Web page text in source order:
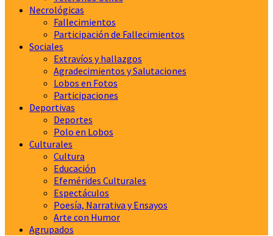
Necrológicas
Fallecimientos
Participación de Fallecimientos
Sociales
Extravíos y hallazgos
Agradecimientos y Salutaciones
Lobos en Fotos
Participaciones
Deportivas
Deportes
Polo en Lobos
Culturales
Cultura
Educación
Efemérides Culturales
Espectáculos
Poesía, Narrativa y Ensayos
Arte con Humor
Agrupados